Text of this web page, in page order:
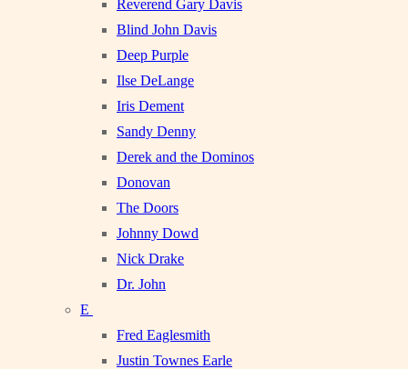
Reverend Gary Davis
Blind John Davis
Deep Purple
Ilse DeLange
Iris Dement
Sandy Denny
Derek and the Dominos
Donovan
The Doors
Johnny Dowd
Nick Drake
Dr. John
E
Fred Eaglesmith
Justin Townes Earle